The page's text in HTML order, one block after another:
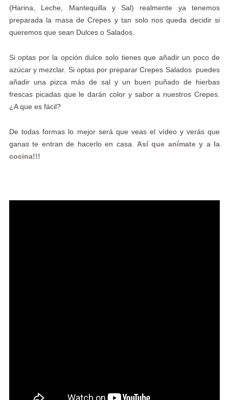
(Harina, Leche, Mantequilla y Sal) realmente ya tenemos
preparada la masa de Crepes y tan solo nos queda decidir si
queremos que sean Dulces o Salados.
Si optas por la opción dulce solo tienes que añadir un poco de
azúcar y mezclar. Si optas por preparar Crepes Salados puedes
añadir una pizca más de sal y un buen puñado de hierbas
frescas picadas que le darán color y sabor a nuestros Crepes.
¿A que es fácil?
De todas formas lo mejor será que veas el vídeo y verás que
ganas te entran de hacerlo en casa. Así que anímate y a la
cocina!!!